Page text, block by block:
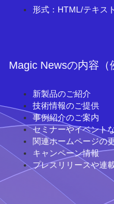
形式：HTML/テキスト
Magic Newsの内容（
新製品のご紹介
技術情報のご提供
事例紹介のご案内
セミナーやイベント
関連ホームページの
キャンペーン情報
プレスリリースや連